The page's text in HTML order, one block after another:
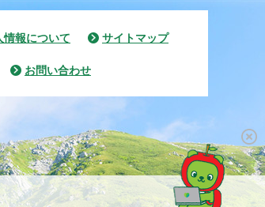
情報について サイトマップ
お問い合わせ